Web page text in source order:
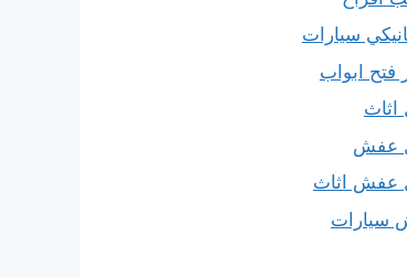
سيارات
فتح ابواب
اثاث
عفش
عفش اثاث
سيارات